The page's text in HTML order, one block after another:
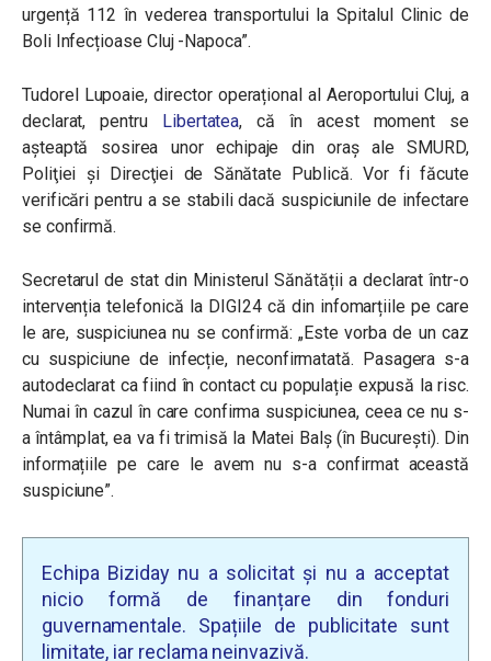
urgență 112 în vederea transportului la Spitalul Clinic de
Boli Infecțioase Cluj -Napoca”.
Tudorel Lupoaie, director operațional al Aeroportului Cluj, a
declarat, pentru Libertatea, că în acest moment se
aşteaptă sosirea unor echipaje din oraş ale SMURD,
Poliţiei şi Direcţiei de Sănătate Publică. Vor fi făcute
verificări pentru a se stabili dacă suspiciunile de infectare
se confirmă.
Secretarul de stat din Ministerul Sănătății a declarat într-o
intervenția telefonică la DIGI24 că din infomarțiile pe care
le are, suspiciunea nu se confirmă: „Este vorba de un caz
cu suspiciune de infecție, neconfirmatată. Pasagera s-a
autodeclarat ca fiind în contact cu populație expusă la risc.
Numai în cazul în care confirma suspiciunea, ceea ce nu s-
a întâmplat, ea va fi trimisă la Matei Balș (în București). Din
informațiile pe care le avem nu s-a confirmat această
suspiciune”.
Echipa Biziday nu a solicitat și nu a acceptat
nicio formă de finanțare din fonduri
guvernamentale. Spațiile de publicitate sunt
limitate, iar reclama neinvazivă.